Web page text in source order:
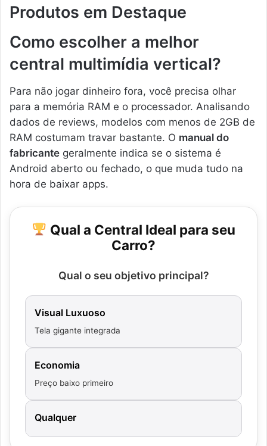
Produtos em Destaque
Como escolher a melhor
central multimídia vertical?
Para não jogar dinheiro fora, você precisa olhar
para a memória RAM e o processador. Analisando
dados de reviews, modelos com menos de 2GB de
RAM costumam travar bastante. O manual do
fabricante geralmente indica se o sistema é
Android aberto ou fechado, o que muda tudo na
hora de baixar apps.
Qual a Central Ideal para seu
Carro?
Qual o seu objetivo principal?
Visual Luxuoso
Tela gigante integrada
Economia
Preço baixo primeiro
Qualquer